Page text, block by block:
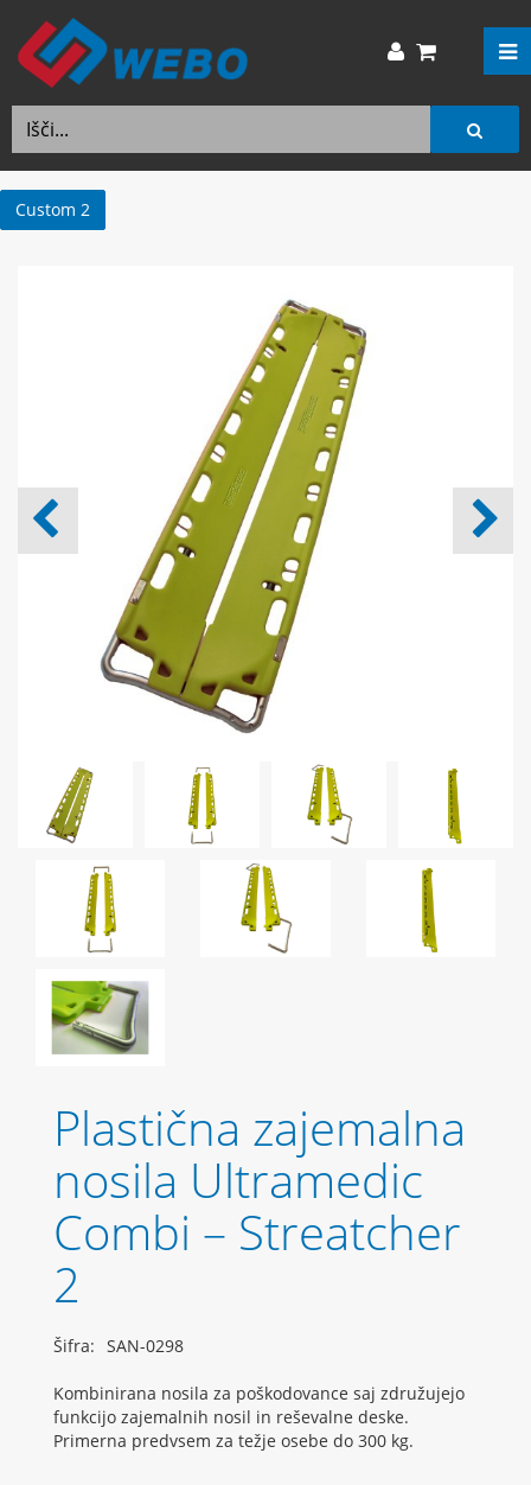
Custom 2
Plastična zajemalna
nosila Ultramedic
Combi – Streatcher
2
Šifra: SAN-0298
Kombinirana nosila za poškodovance saj združujejo
funkcijo zajemalnih nosil in reševalne deske.
Primerna predvsem za težje osebe do 300 kg.